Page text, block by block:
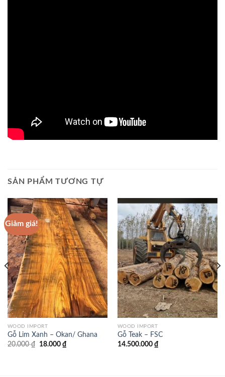
SẢN PHẨM TƯƠNG TỰ
Giảm giá!
WOOD IMPORT
Gỗ Lim Xanh – Okan/ Ghana
20.000₫
Giá
18.000 ₫Giá
hiện
WOOD IMPORT
Gỗ Teak – FSC
14.500.000 ₫